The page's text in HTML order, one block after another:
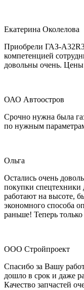
Екатерина Околелова
Приобрели ГАЗ-
компетенцией
довольны очень.
ОАО Автоостров
Срочно нужна была
по нужным
Ольга
Остались очень
покупки
работают на высоте,
экономного способа
раньше! Теперь
ООО Стройпроект
Спасибо за Вашу
дошло в срок и даже
Качество запчастей